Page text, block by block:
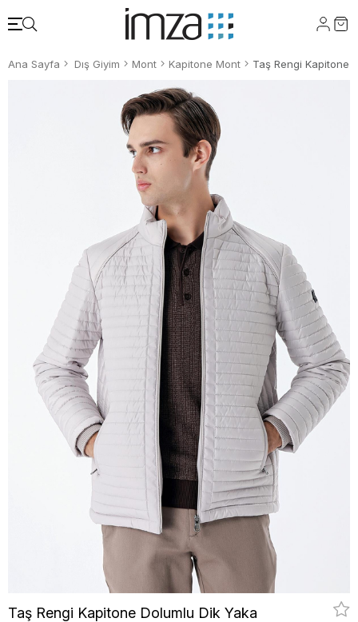
Ana Sayfa Dış Giyim Mont Kapitone Mont
Taş Rengi Kapitone Dolumlu Dik Yaka